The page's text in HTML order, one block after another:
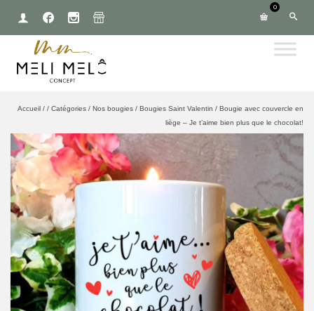
0
Accueil / / Catégories / Nos bougies / Bougies Saint Valentin / Bougie avec couvercle en
liège – Je t’aime bien plus que le chocolat!